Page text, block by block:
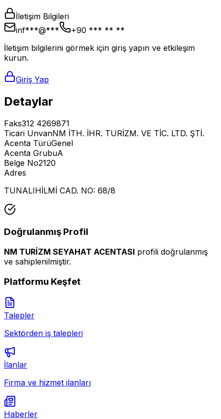
İletişim Bilgileri
inf***@***
+90 *** ** **
İletişim bilgilerini görmek için giriş yapın ve etkileşim
kurun.
Giriş Yap
Detaylar
Faks312 4269871
Ticari UnvanNM İTH. İHR. TURİZM. VE TİC. LTD. ŞTİ.
Acenta TürüGenel
Acenta GrubuA
Belge No2120
Adres
TUNALIHİLMİ CAD. NO: 68/8
Doğrulanmış Profil
NM TURİZM SEYAHAT ACENTASI profili doğrulanmış
ve sahiplenilmiştir.
Platformu Keşfet
Talepler
Sektörden iş talepleri
İlanlar
Firma ve hizmet ilanları
Haberler